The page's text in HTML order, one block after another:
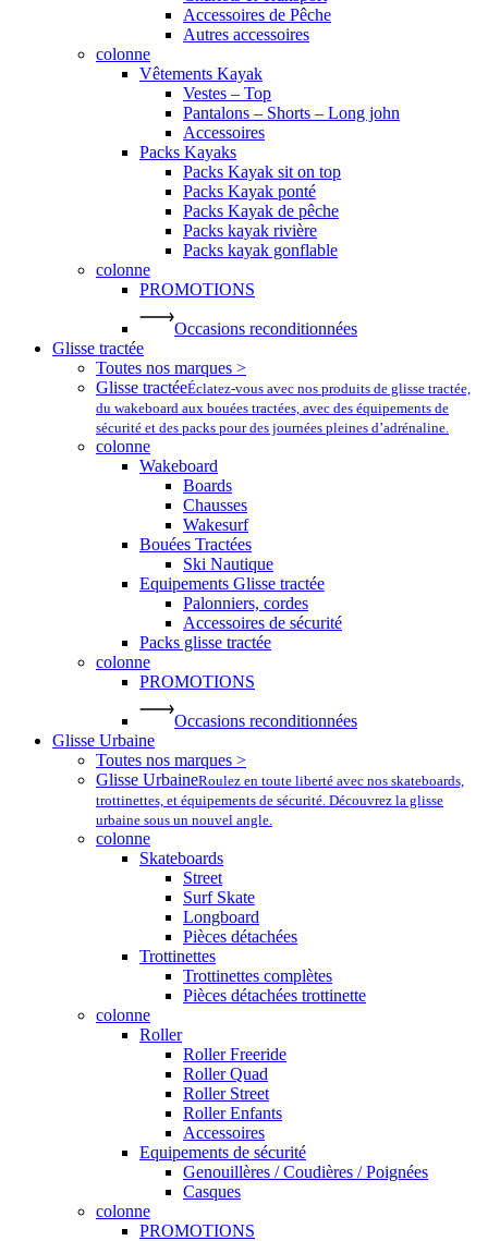
Accessoires de Pêche
Autres accessoires
colonne
Vêtements Kayak
Vestes – Top
Pantalons – Shorts – Long john
Accessoires
Packs Kayaks
Packs Kayak sit on top
Packs Kayak ponté
Packs Kayak de pêche
Packs kayak rivière
Packs kayak gonflable
colonne
PROMOTIONS
Occasions reconditionnées
Glisse tractée
Toutes nos marques >
Glisse tractéeÉclatez-vous avec nos produits de glisse tractée,
du wakeboard aux bouées tractées, avec des équipements de
sécurité et des packs pour des journées pleines d’adrénaline.
colonne
Wakeboard
Boards
Chausses
Wakesurf
Bouées Tractées
Ski Nautique
Equipements Glisse tractée
Palonniers, cordes
Accessoires de sécurité
Packs glisse tractée
colonne
PROMOTIONS
Occasions reconditionnées
Glisse Urbaine
Toutes nos marques >
Glisse UrbaineRoulez en toute liberté avec nos skateboards,
trottinettes, et équipements de sécurité. Découvrez la glisse
urbaine sous un nouvel angle.
colonne
Skateboards
Street
Surf Skate
Longboard
Pièces détachées
Trottinettes
Trottinettes complètes
Pièces détachées trottinette
colonne
Roller
Roller Freeride
Roller Quad
Roller Street
Roller Enfants
Accessoires
Equipements de sécurité
Genouillères / Coudières / Poignées
Casques
colonne
PROMOTIONS